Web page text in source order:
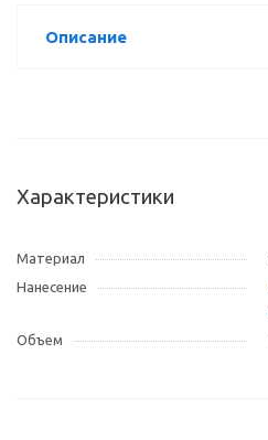
Описание
Характеристики
Материал
Нанесение
Объем